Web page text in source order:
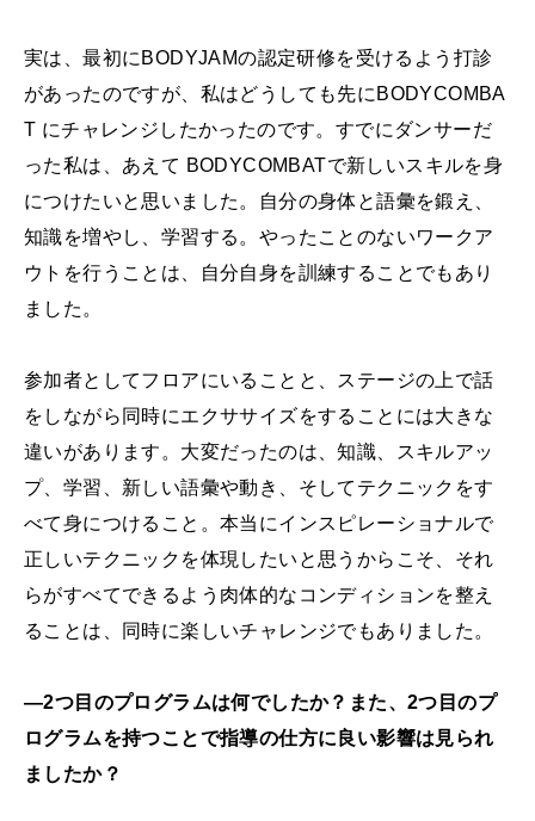
実は、最初にBODYJAMの認定研修を受けるよう打診
があったのですが、私はどうしても先にBODYCOMBA
T にチャレンジしたかったのです。すでにダンサーだ
った私は、あえて BODYCOMBATで新しいスキルを身
につけたいと思いました。自分の身体と語彙を鍛え、
知識を増やし、学習する。やったことのないワークア
ウトを行うことは、自分自身を訓練することでもあり
ました。
参加者としてフロアにいることと、ステージの上で話
をしながら同時にエクササイズをすることには大きな
違いがあります。大変だったのは、知識、スキルアッ
プ、学習、新しい語彙や動き、そしてテクニックをす
べて身につけること。本当にインスピレーショナルで
正しいテクニックを体現したいと思うからこそ、それ
らがすべてできるよう肉体的なコンディションを整え
ることは、同時に楽しいチャレンジでもありました。
―2つ目のプログラムは何でしたか？また、2つ目のプ
ログラムを持つことで指導の仕方に良い影響は見られ
ましたか？